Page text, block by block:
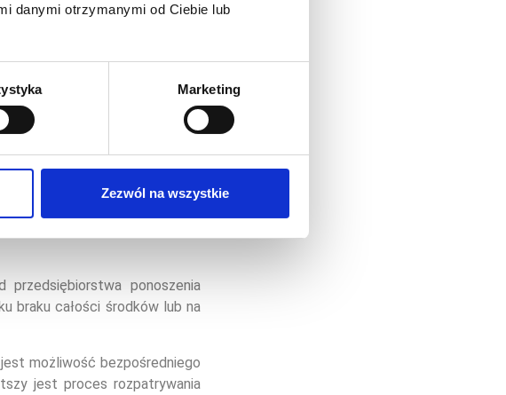
danymi otrzymanymi od Ciebie lub
Marketing
Zezwól na wszystkie
barierze wejścia
leasingowych
ponoszenia
braku całości środków lub na
możliwość bezpośredniego
jest proces rozpatrywania